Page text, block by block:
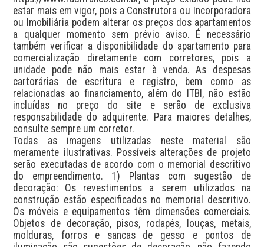
estar mais em vigor, pois a Construtora ou Incorporadora
ou Imobiliária podem alterar os preços dos apartamentos
a qualquer momento sem prévio aviso. É necessário
também verificar a disponibilidade do apartamento para
comercialização diretamente com corretores, pois a
unidade pode não mais estar à venda. As despesas
cartorárias de escritura e registro, bem como as
relacionadas ao financiamento, além do ITBI, não estão
incluídas no preço do site e serão de exclusiva
responsabilidade do adquirente. Para maiores detalhes,
consulte sempre um corretor.
Todas as imagens utilizadas neste material são
meramente ilustrativas. Possíveis alterações de projeto
serão executadas de acordo com o memorial descritivo
do empreendimento. 1) Plantas com sugestão de
decoração: Os revestimentos a serem utilizados na
construção estão especificados no memorial descritivo.
Os móveis e equipamentos têm dimensões comerciais.
Objetos de decoração, pisos, rodapés, louças, metais,
molduras, forros e sancas de gesso e pontos de